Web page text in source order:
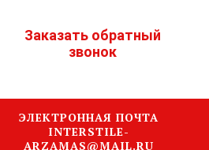
Заказать обратный
звонок
ЭЛЕКТРОННАЯ ПОЧТА
INTERSTILE-
ARZAMAS@MAIL.RU